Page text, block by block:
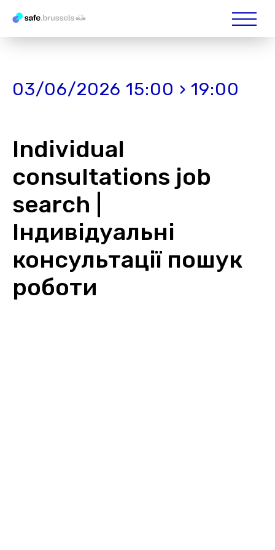
03/06/2026 15:00 › 19:00
Individual
consultations job
search |
Індивідуальні
консультації пошук
роботи